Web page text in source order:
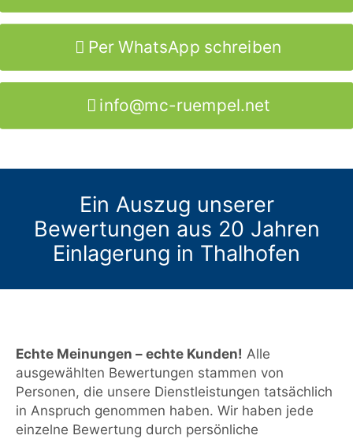
Per WhatsApp schreiben
info@mc-ruempel.net
Ein Auszug unserer
Bewertungen aus 20 Jahren
Einlagerung in Thalhofen
Echte Meinungen – echte Kunden! Alle
ausgewählten Bewertungen stammen von
Personen, die unsere Dienstleistungen tatsächlich
in Anspruch genommen haben. Wir haben jede
einzelne Bewertung durch persönliche